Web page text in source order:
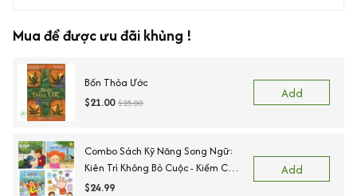
Mua để được ưu đãi khủng !
Bốn Thỏa Ước
$21.00 $25.00
Add
Combo Sách Kỹ Năng Song Ngữ:
Kiên Trì Không Bỏ Cuộc - Kiềm Chế
Cơn Tức Giận - Ngõ Lời Khi Cần
$24.99
Add